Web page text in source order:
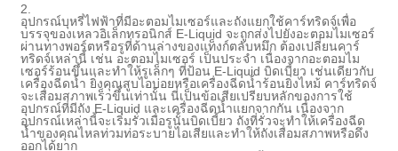
2.
อุปกรณ์บุหรี่ไฟฟ้าที่มีอะตอมไมเซอร์และถังแยกใช้คาร์ทริดจ์เพื่อ
บรรจุของเหลวอิเล็กทรอนิกส์ E-Liquid จะถูกส่งไปยังอะตอมไมเซอร์
ผ่านทางพอร์ตหรือรูที่ด้านล่างของแท็งก์ตลับหมึก ต้องเปลี่ยนคาร์
ทริดจ์เหล่านี้ เช่น อะตอมไมเซอร์ เป็นประจำ เนื่องจากอะตอมไม
เซอร์ร้อนขึ้นและทำให้รูเล็กๆ ที่ป้อน E-Liquid บิดเบี้ยว เช่นเดียวกับ
เครื่องฉีดน้ำ ยิ่งคุณสูบไอบ่อยหรือเครื่องฉีดน้ำร้อนยิ่งไหม้ คาร์ทริดจ์
จะเสื่อมสภาพเร็วขึ้นเท่านั้น นี่เป็นข้อเสียเปรียบหลักของการใช้
อุปกรณ์ที่มีถัง E-Liquid และเครื่องฉีดน้ำแยกจากกัน เนื่องจาก
อุปกรณ์เหล่านี้จะเริ่มรั่วเมื่อรูนั้นบิดเบี้ยว ถังที่รั่วจะทำให้เครื่องฉีด
น้ำของคุณไหลท่วมท่อระบายไอเสียและทำให้ถังเสื่อมสภาพหรือดึง
ออกได้ยาก